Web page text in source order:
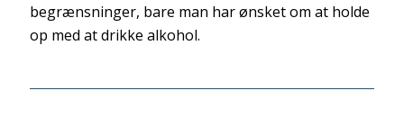
begrænsninger, bare man har ønsket om at holde
op med at drikke alkohol.